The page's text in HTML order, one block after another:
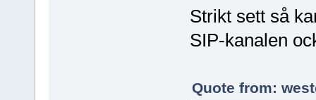
Strikt sett så
SIP-kanalen
Quote from: